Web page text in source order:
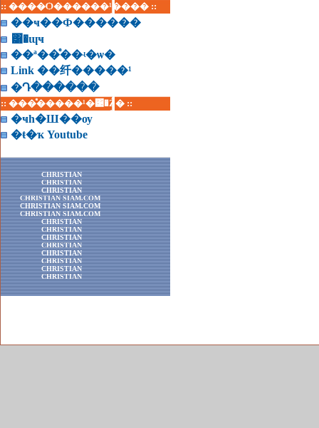
:: ����Ѻ������¹���� ::
��ҹ��Ф������
͸�ɰҹ
��ª��ͤ��ʵ�ѡ�
Link ��纤�����¹
�Դ������
:: ���ͤ�����¹�͹�Ź� ::
�ҹһ�Ш��ѹ
�ŧ�ҡ Youtube
CHRISTIAN
CHRISTIAN
CHRISTIAN
CHRISTIAN SIAM.COM
CHRISTIAN SIAM.COM
CHRISTIAN SIAM.COM
CHRISTIAN
CHRISTIAN
CHRISTIAN
CHRISTIAN
CHRISTIAN
CHRISTIAN
CHRISTIAN
CHRISTIAN